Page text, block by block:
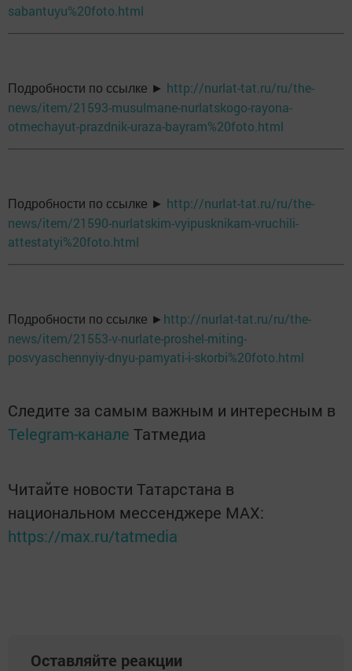
sabantuyu%20foto.html
Подробности по ссылке ► http://nurlat-tat.ru/ru/the-
news/item/21593-musulmane-nurlatskogo-rayona-
otmechayut-prazdnik-uraza-bayram%20foto.html
Подробности по ссылке ► http://nurlat-tat.ru/ru/the-
news/item/21590-nurlatskim-vyipusknikam-vruchili-
attestatyi%20foto.html
Подробности по ссылке ► http://nurlat-tat.ru/ru/the-
news/item/21553-v-nurlate-proshel-miting-
posvyaschennyiy-dnyu-pamyati-i-skorbi%20foto.html
Следите за самым важным и интересным в
Telegram-канале Татмедиа
Читайте новости Татарстана в
национальном мессенджере MАХ:
https://max.ru/tatmedia
Оставляйте реакции